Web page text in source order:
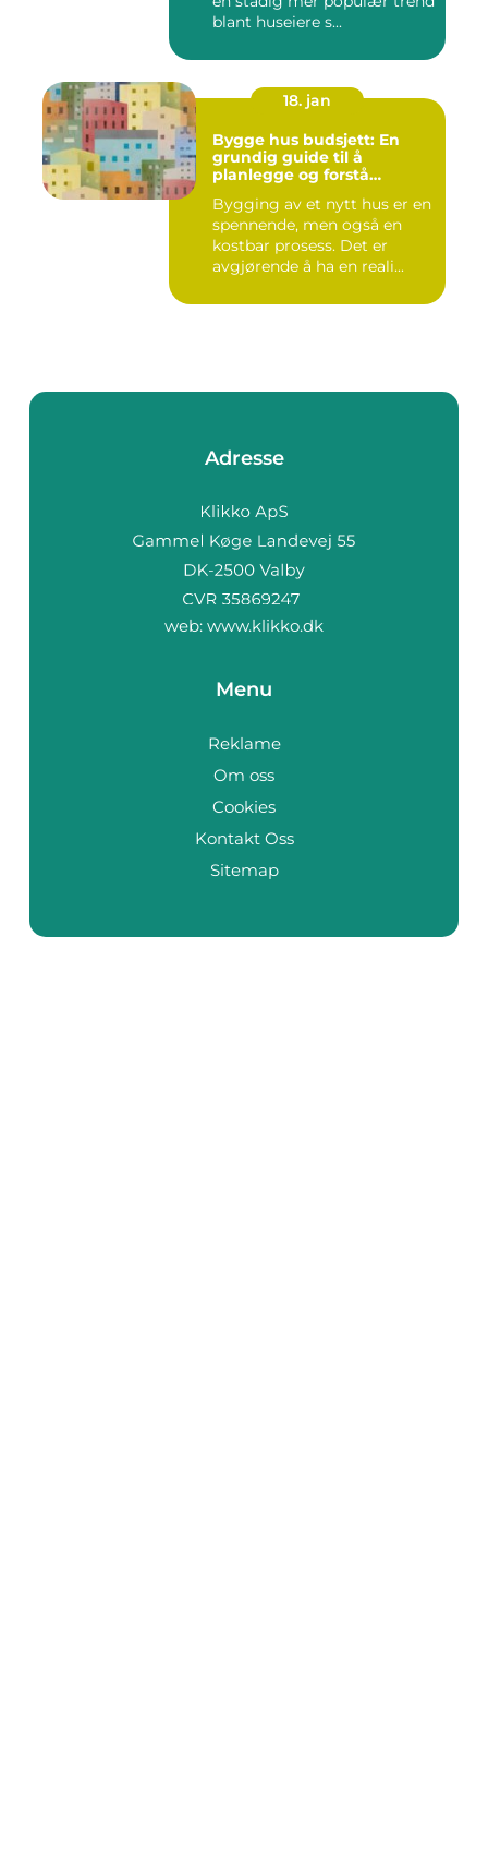
blant huseiere s...
18. jan
Bygge hus budsjett: En
grundig guide til å
planlegge og forstå
Bygging av et nytt hus er en
spennende, men også en
kostbar prosess. Det er
avgjørende å ha en reali...
Adresse
web: www.klikko.dk
Menu
Reklame
Om oss
Cookies
Kontakt Oss
Sitemap